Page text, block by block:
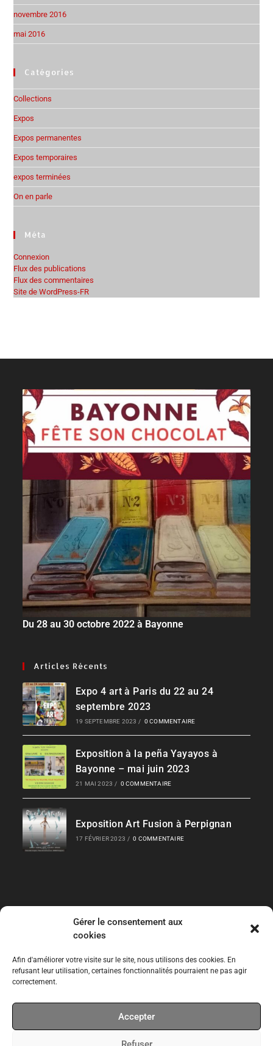
Gérer le consentement aux
cookies
Afin d'améliorer votre visite sur le site, nous utilisons des cookies. En
refusant leur utilisation, certaines fonctionnalités pourraient ne pas agir
correctement.
Accepter
novembre 2016
mai 2016
Catégories
Collections
Expos
Expos permanentes
Expos temporaires
expos terminées
On en parle
Méta
Connexion
Flux des publications
Flux des commentaires
Site de WordPress-FR
Du 28 au 30 octobre 2022 à Bayonne
Articles Récents
Expo 4 art à Paris du 22 au 24
septembre 2023
19 SEPTEMBRE 2023 / 0 COMMENTAIRE
Exposition à la peña Yayayos à
Bayonne – mai juin 2023
21 MAI 2023 / 0 COMMENTAIRE
Exposition Art Fusion à Perpignan
17 FÉVRIER 2023 / 0 COMMENTAIRE
Liens Rapides
Les Collections
Expos permanentes